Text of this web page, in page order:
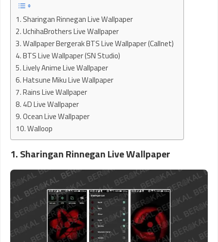
1. Sharingan Rinnegan Live Wallpaper
2. UchihaBrothers Live Wallpaper
3. Wallpaper Bergerak BTS Live Wallpaper (Callnet)
4. BTS Live Wallpaper (SN Studio)
5. Lively Anime Live Wallpaper
6. Hatsune Miku Live Wallpaper
7. Rains Live Wallpaper
8. 4D Live Wallpaper
9. Ocean Live Wallpaper
10. Walloop
1. Sharingan Rinnegan Live Wallpaper